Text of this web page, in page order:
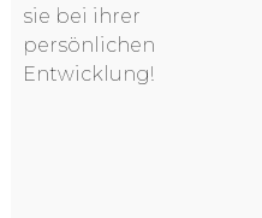
sie bei ihrer
persönlichen
Entwicklung!